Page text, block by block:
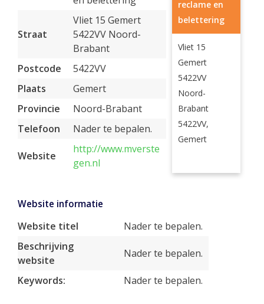
Straat
Vliet 15 Gemert
5422VV Noord-
Brabant
Postcode
5422VV
Plaats
Gemert
Provincie
Noord-Brabant
Telefoon
Nader te bepalen.
Website
http://www.mverste
gen.nl
reclame en
belettering
Vliet 15
Gemert
5422VV
Noord-
Brabant
5422VV,
Gemert
Website informatie
Website titel
Nader te bepalen.
Beschrijving
website
Nader te bepalen.
Keywords: Nader te bepalen.